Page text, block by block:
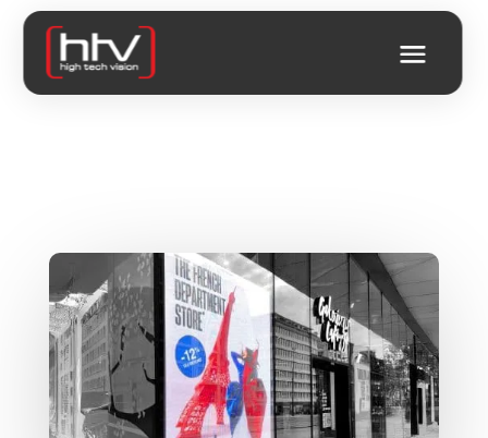
L’IMPACT D’UN ÉCRAN LED